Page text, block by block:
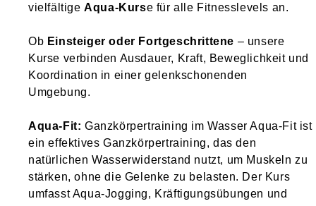
vielfältigeAqua-Kurse für alle Fitnesslevels an.
Ob Einsteiger oder Fortgeschrittene – unsere
Kurse verbinden Ausdauer, Kraft, Beweglichkeit und
Koordination in einer gelenkschonenden
Umgebung.
Aqua-Fit: Ganzkörpertraining im Wasser Aqua-Fit ist
ein effektives Ganzkörpertraining, das den
natürlichen Wasserwiderstand nutzt, um Muskeln zu
stärken, ohne die Gelenke zu belasten. Der Kurs
umfasst Aqua-Jogging, Kräftigungsübungen und